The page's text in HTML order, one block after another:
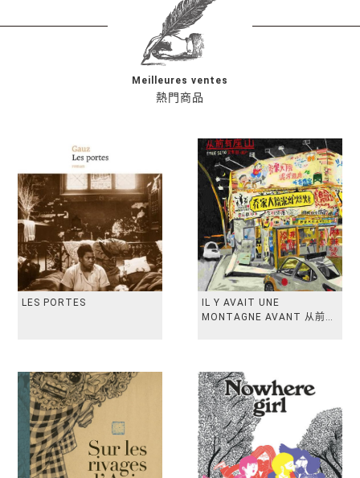
熱門商品
Meilleures ventes
LES PORTES
IL Y AVAIT UNE
MONTAGNE AVANT 从前有